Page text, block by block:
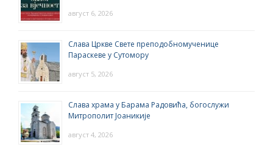
август 6, 2026
Слава Цркве Свете преподобномученице
Параскеве у Сутомору
август 5, 2026
Слава храма у Барама Радовића, богослужи
Митрополит Јоаникије
август 4, 2026